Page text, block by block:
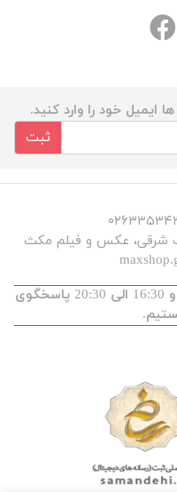
ایمیل خود را وارد کنید.
ثبت
شنبه تا پنجشنبه از ساعت 9 الی 13 و 16:30 الی 20:30 پاسخگوی